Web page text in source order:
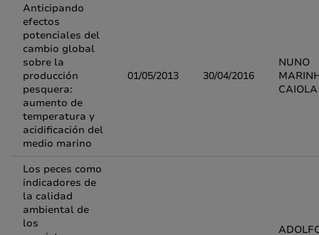
Anticipando
efectos
potenciales del
cambio global
sobre la
producción
pesquera:
aumento de
temperatura y
acidificación del
medio marino
01/05/2013 30/04/2016
NUNO
CAIOLA
Los peces como
indicadores de
la calidad
ambiental de
los